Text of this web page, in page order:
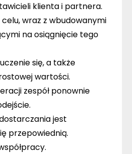
klienta i partnera.
wraz z wbudowanymi
na osiągnięcie tego
się, a także
wartości.
zespół ponownie
jest
przepowiednią.